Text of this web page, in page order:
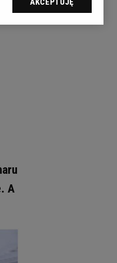
A
sp. z o.o., jej
swoje preferencje
reklam i treści,